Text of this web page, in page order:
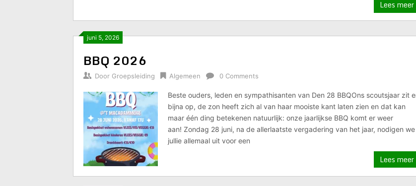
Lees meer
juni 5, 2026
BBQ 2026
Door Groepsleiding Algemeen 0 Comments
Beste ouders, leden en sympathisanten van Den 28 BBQOns scoutsjaar zit
bijna op, de zon heeft zich al van haar mooiste kant laten zien en dat kan
maar één ding betekenen natuurlijk: onze jaarlijkse BBQ komt er weer
aan! Zondag 28 juni, na de allerlaatste vergadering van het jaar, nodigen we
jullie allemaal uit voor een
Lees meer